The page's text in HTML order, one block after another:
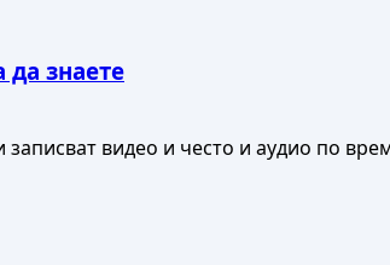
да знаете
видео и често и аудио по